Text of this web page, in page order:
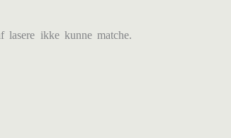
lasere ikke kunne matche.